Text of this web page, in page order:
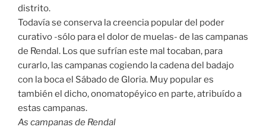
distrito.
Todavía se conserva la creencia popular del poder
curativo -sólo para el dolor de muelas- de las campanas
de Rendal. Los que sufrían este mal tocaban, para
curarlo, las campanas cogiendo la cadena del badajo
con la boca el Sábado de Gloria. Muy popular es
también el dicho, onomatopéyico en parte, atribuído a
estas campanas.
As campanas de Rendal